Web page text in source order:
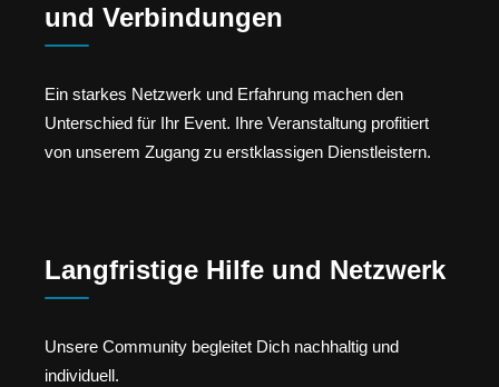
und Verbindungen
Ein starkes Netzwerk und Erfahrung machen den
Unterschied für Ihr Event. Ihre Veranstaltung profitiert
von unserem Zugang zu erstklassigen Dienstleistern.
Langfristige Hilfe und Netzwerk
Unsere Community begleitet Dich nachhaltig und
individuell.